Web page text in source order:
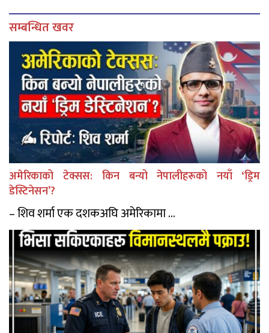
सम्बन्धित खवर
अमेरिकाको टेक्सस: किन बन्यो नेपालीहरूको नयाँ ‘ड्रिम
डेस्टिनेसन’?
– शिव शर्मा एक दशकअघि अमेरिकामा ...